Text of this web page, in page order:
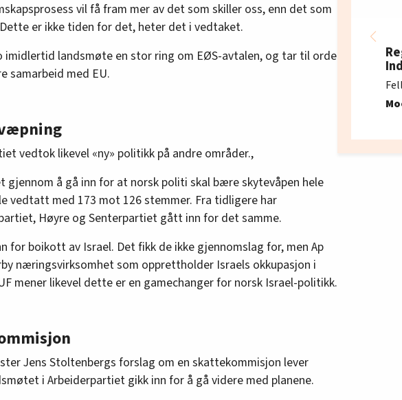
vil få fram mer av det som skiller oss, enn det som
er ikke tiden for det, heter det i vedtaket.
imidlertid landsmøte en stor ring om EØS-avtalen, og tar til orde
samarbeid med EU.
vedtok likevel «ny» politikk på andre områder.,
gjennom å gå inn for at norsk politi skal bære skytevåpen hele
vedtatt med 173 mot 126 stemmer. Fra tidligere har
Høyre og Senterpartiet gått inn for det samme.
for boikott av Israel. Det fikk de ikke gjennomslag for, men Ap
næringsvirksomhet som opprettholder Israels okkupasjon i
mener likevel dette er en gamechanger for norsk Israel-politikk.
Jens Stoltenbergs forslag om en skattekommisjon lever
i Arbeiderpartiet gikk inn for å gå videre med planene.